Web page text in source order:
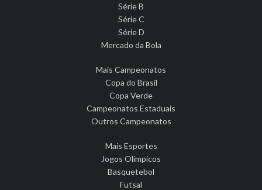
Série B
Série C
Série D
Mercado da Bola
Mais Campeonatos
Copa do Brasil
Copa Verde
Campeonatos Estaduais
Outros Campeonatos
Mais Esportes
Jogos Olímpicos
Basquetebol
Futsal